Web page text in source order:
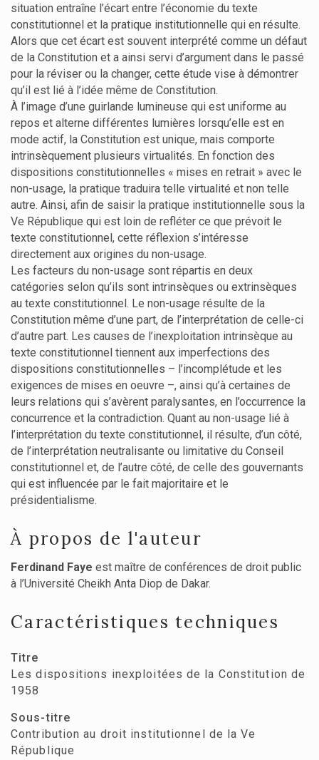
situation entraîne l’écart entre l’économie du texte
constitutionnel et la pratique institutionnelle qui en résulte.
Alors que cet écart est souvent interprété comme un défaut
de la Constitution et a ainsi servi d’argument dans le passé
pour la réviser ou la changer, cette étude vise à démontrer
qu’il est lié à l’idée même de Constitution.
À l’image d’une guirlande lumineuse qui est uniforme au
repos et alterne différentes lumières lorsqu’elle est en
mode actif, la Constitution est unique, mais comporte
intrinsèquement plusieurs virtualités. En fonction des
dispositions constitutionnelles « mises en retrait » avec le
non-usage, la pratique traduira telle virtualité et non telle
autre. Ainsi, afin de saisir la pratique institutionnelle sous la
Ve République qui est loin de refléter ce que prévoit le
texte constitutionnel, cette réflexion s’intéresse
directement aux origines du non-usage.
Les facteurs du non-usage sont répartis en deux
catégories selon qu’ils sont intrinsèques ou extrinsèques
au texte constitutionnel. Le non-usage résulte de la
Constitution même d’une part, de l’interprétation de celle-ci
d’autre part. Les causes de l’inexploitation intrinsèque au
texte constitutionnel tiennent aux imperfections des
dispositions constitutionnelles – l’incomplétude et les
exigences de mises en oeuvre –, ainsi qu’à certaines de
leurs relations qui s’avèrent paralysantes, en l’occurrence la
concurrence et la contradiction. Quant au non-usage lié à
l’interprétation du texte constitutionnel, il résulte, d’un côté,
de l’interprétation neutralisante ou limitative du Conseil
constitutionnel et, de l’autre côté, de celle des gouvernants
qui est influencée par le fait majoritaire et le
présidentialisme.
À propos de l'auteur
Ferdinand Faye est maître de conférences de droit public
à l’Université Cheikh Anta Diop de Dakar.
Caractéristiques techniques
Titre
Les dispositions inexploitées de la Constitution de
1958
Sous-titre
Contribution au droit institutionnel de la Ve
République